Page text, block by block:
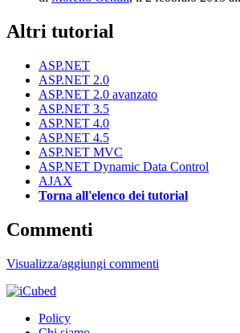
Altri tutorial
ASP.NET
ASP.NET 2.0
ASP.NET 2.0 avanzato
ASP.NET 3.5
ASP.NET 4.0
ASP.NET 4.5
ASP.NET MVC
ASP.NET Dynamic Data Control
AJAX
Torna all'elenco dei tutorial
Commenti
Visualizza/aggiungi commenti
Policy